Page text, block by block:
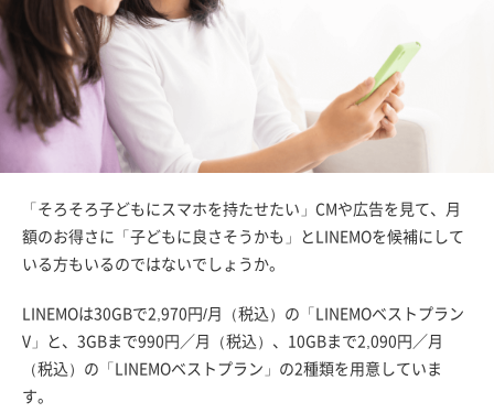
「そろそろ子どもにスマホを持たせたい」CMや広告を見て、月
額のお得さに「子どもに良さそうかも」とLINEMOを候補にして
いる方もいるのではないでしょうか。
LINEMOは30GBで2,970円/月（税込）の「LINEMOベストプラン
V」と、3GBまで990円／月（税込）、10GBまで2,090円／月
（税込）の「LINEMOベストプラン」の2種類を用意していま
す。